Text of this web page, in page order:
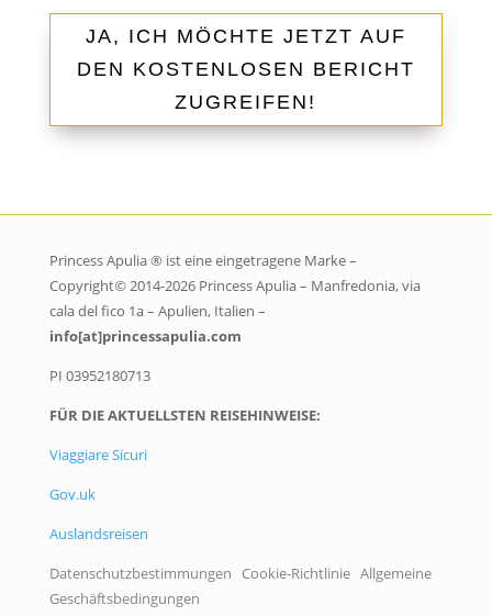
JA, ICH MÖCHTE JETZT AUF
DEN KOSTENLOSEN BERICHT
ZUGREIFEN!
Princess Apulia ® ist eine eingetragene Marke –
Copyright© 2014-2026 Princess Apulia – Manfredonia, via
cala del fico 1a – Apulien, Italien –
info[at]princessapulia.com
PI 03952180713
FÜR DIE AKTUELLSTEN REISEHINWEISE:
Viaggiare Sicuri
Gov.uk
Auslandsreisen
Datenschutzbestimmungen
Cookie-Richtlinie Allgemeine
Geschäftsbedingungen